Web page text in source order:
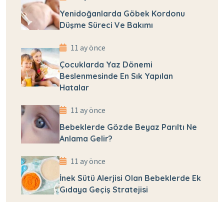
Yenidoğanlarda Göbek Kordonu
Düşme Süreci Ve Bakımı
11 ay önce
Çocuklarda Yaz Dönemi
Beslenmesinde En Sık Yapılan
Hatalar
11 ay önce
Bebeklerde Gözde Beyaz Parıltı Ne
Anlama Gelir?
11 ay önce
İnek Sütü Alerjisi Olan Bebeklerde Ek
Gıdaya Geçiş Stratejisi